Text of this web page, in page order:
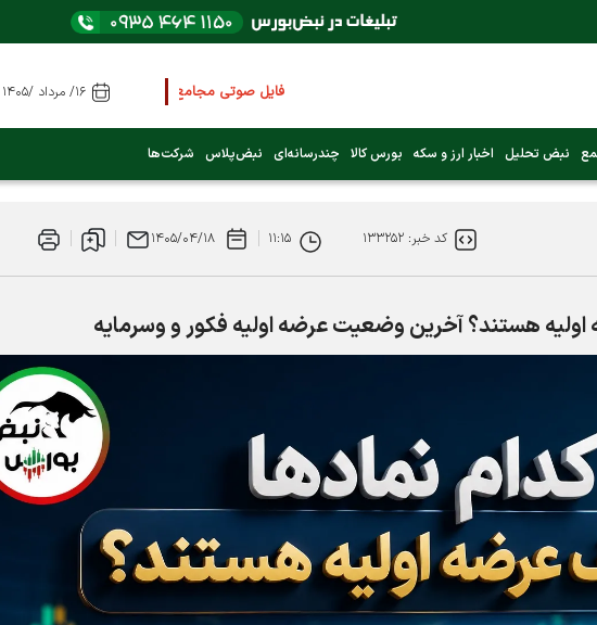
فایل صوتی مجامع و کنفرانس ها را از اینجا گوش کنید
عرضه اولیه بعدی کدام نماد است؟ (کلیک کنید) نبض تحلیل اخبار ارز و سکه بورس کالا چندرسانه‌ای نبض‌پلاس شرکت‌ها
کد خبر: ۱۳۳۲۵۲ ۱۱:۱۵ ۱۴۰۵/۰۴/۱۸
هستند؟ آخرین وضعیت عرضه اولیه فکور و وسرمایه